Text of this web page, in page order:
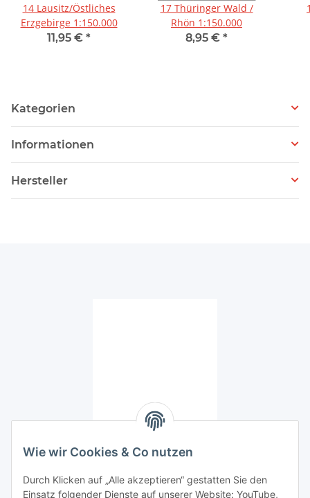
Wie wir Cookies & Co nutzen
Durch Klicken auf „Alle akzeptieren“ gestatten Sie den
Einsatz folgender Dienste auf unserer Website: YouTube,
14 Lausitz/Östliches
Erzgebirge 1:150.000
11,95 € *
17 Thüringer Wald /
Rhön 1:150.000
8,95 € *
Kategorien
Informationen
Hersteller
Schropp Land & Karte GmbH
10623 Berlin